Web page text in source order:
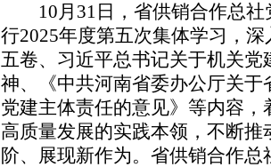
10月31日，省供销合作总社
行2025年度第五次集体学习，
五卷、习近平总书记关于机关
神、《中共河南省委办公厅关
党建主体责任的意见》等内容
高质量发展的实践本领，不断
阶、展现新作为。省供销合作